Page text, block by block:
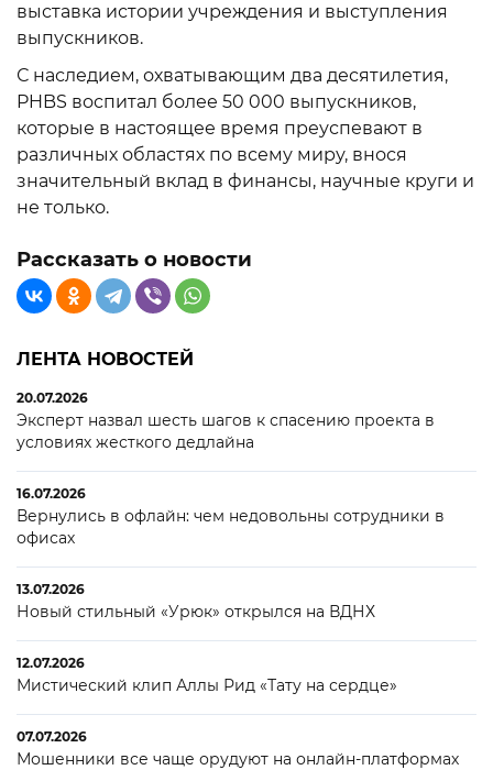
выставка истории учреждения и выступления
выпускников.
С наследием, охватывающим два десятилетия,
PHBS воспитал более 50 000 выпускников,
которые в настоящее время преуспевают в
различных областях по всему миру, внося
значительный вклад в финансы, научные круги и
не только.
Рассказать о новости
ЛЕНТА НОВОСТЕЙ
20.07.2026
Эксперт назвал шесть шагов к спасению проекта в
условиях жесткого дедлайна
16.07.2026
Вернулись в офлайн: чем недовольны сотрудники в
офисах
13.07.2026
Новый стильный «Урюк» открылся на ВДНХ
12.07.2026
Мистический клип Аллы Рид «Тату на сердце»
07.07.2026
Мошенники все чаще орудуют на онлайн-платформах